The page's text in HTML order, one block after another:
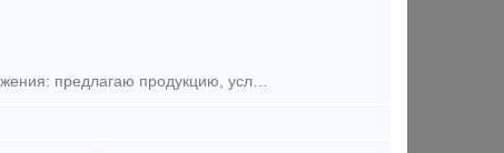
Продаём новые вагон-цистерны 15-9740. До 60 штук в месяц. Тип предложения: предлагаю продукцию, услугу